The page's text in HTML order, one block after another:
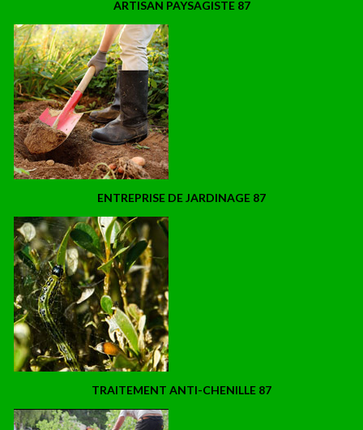
ARTISAN PAYSAGISTE 87
ENTREPRISE DE JARDINAGE 87
TRAITEMENT ANTI-CHENILLE 87